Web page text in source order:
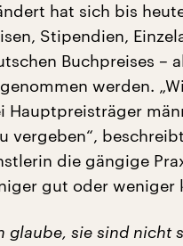
hat sich bis
Stipendien,
Buchpreises –
werden.
Hauptpreisträger
vergeben“,
die gängige
gut oder weniger
glaube, sie sind nicht